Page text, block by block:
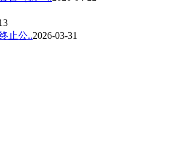
止公..2026-03-31